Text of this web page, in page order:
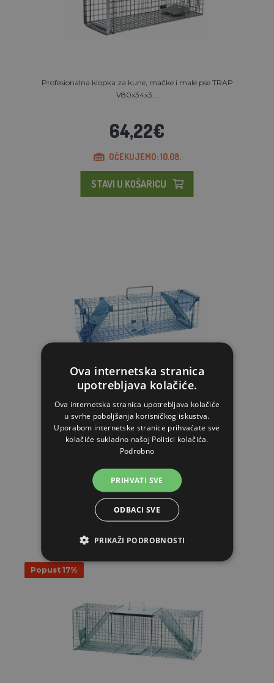
Profesionalna klopka za kune, mačke i male pse TRAP
V80x34x3...
64,22€
OČEKUJEMO: 10.08.
STAVI U KOŠARICU
36,40€
TRENUTNO NEMAMO NA SKLADIŠTU
STAVI U KOŠARICU
Popust 17%
Ova internetska stranica
upotrebljava kolačiće.
Ova internetska stranica upotrebljava kolačiće
u svrhe poboljšanja korisničkog iskustva.
Uporabom internetske stranice prihvaćate sve
kolačiće sukladno našoj Politici kolačića.
Podrobno
PRIHVATI SVE
ODBACI SVE
PRIKAŽI PODROBNOSTI